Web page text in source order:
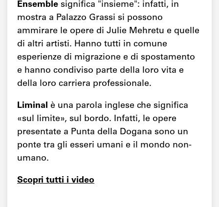
Ensemble significa "insieme": infatti, in
mostra a Palazzo Grassi si possono
ammirare le opere di Julie Mehretu e quelle
di altri artisti. Hanno tutti in comune
esperienze di migrazione e di spostamento
e hanno condiviso parte della loro vita e
della loro carriera professionale.
Liminal è una parola inglese che significa
«sul limite», sul bordo. Infatti, le opere
presentate a Punta della Dogana sono un
ponte tra gli esseri umani e il mondo non-
umano.
Scopri tutti i video